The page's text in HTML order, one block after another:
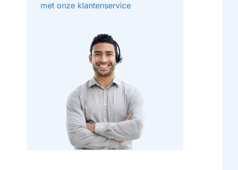
met onze klantenservice